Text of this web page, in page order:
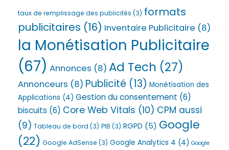
taux de remplissage des publicités (3) formats
publicitaires (16) Inventaire Publicitaire (8)
la Monétisation Publicitaire
(67) Annonces (8) Ad Tech (27)
Annonceurs (8) Publicité (13) Monétisation des
Applications (4) Gestion du consentement (6)
biscuits (6) Core Web Vitals (10) CPM aussi
(9) Tableau de bord (3) PIB (3) RGPD (5) Google
(22) Google AdSense (3) Google Analytics 4 (4) Google